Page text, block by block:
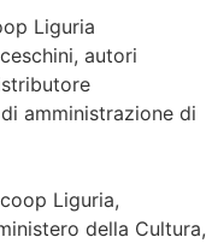
Liguria
autori
amministrazione di
Liguria,
della Cultura,